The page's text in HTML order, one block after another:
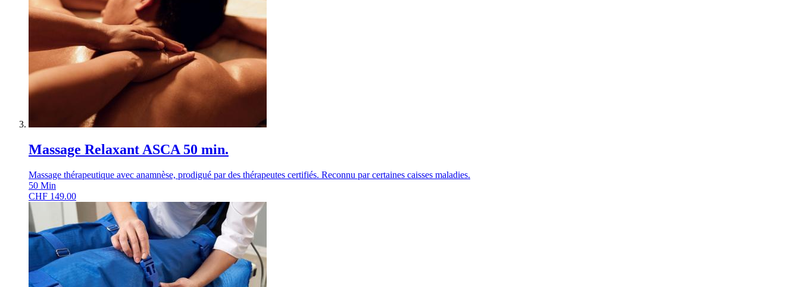
Massage Relaxant ASCA 50 min.
Massage thérapeutique avec anamnèse, prodigué par des thérapeutes certifiés. Reconnu par certaines caisses maladies.
50 Min
CHF 149.00